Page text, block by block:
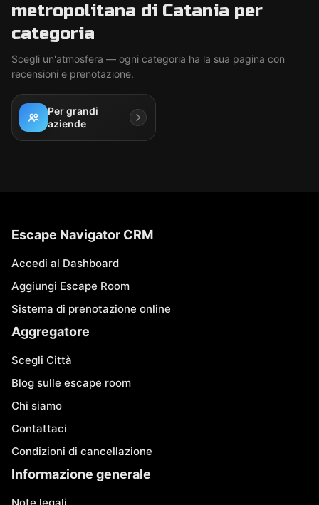
metropolitana di Catania per
categoria
Scegli un'atmosfera — ogni categoria ha la sua pagina con
recensioni e prenotazione.
Per grandi
aziende
Escape Navigator CRM
Accedi al Dashboard
Aggiungi Escape Room
Sistema di prenotazione online
Aggregatore
Scegli Città
Blog sulle escape room
Chi siamo
Contattaci
Condizioni di cancellazione
Informazione generale